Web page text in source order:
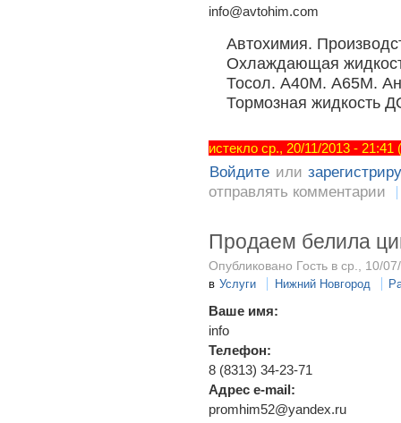
info@avtohim.com
Автохимия.
Охлаждающая
Тосол. А40М. А65М.
Тормозная жидкость
истекло ср., 20/11/2013 -
Войдите или
отправлять комментарии
Продаем белила
Опубликовано Гость в ср., 10/
в Услуги Нижний Новгород
Ваше имя:
info
Телефон:
8 (8313) 34-23-71
Адрес e-mail:
promhim52@yandex.ru